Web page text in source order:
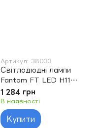
Артикул: 38033
Світлодіодні лампи
Fantom FT LED H11
(5500K)
1 284 грн
В наявності
Купити